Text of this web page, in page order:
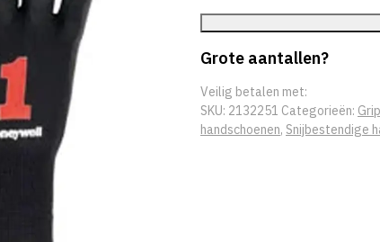
Grote aantallen?
Veilig betalen met:
SKU: 2132251 Categorieën:
handschoenen, Snijbestendige